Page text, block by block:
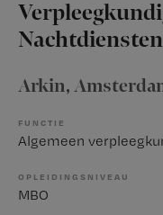
Nachtdiensten
Arkin,
FUNCTIE
Algemeen
OPLEIDINGSNIVEAU
MBO